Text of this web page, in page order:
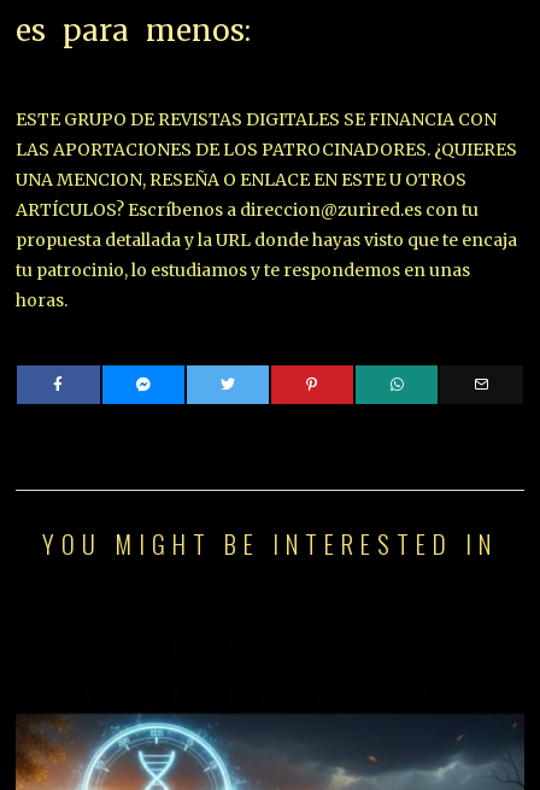
es para menos:
ESTE GRUPO DE REVISTAS DIGITALES SE FINANCIA CON
LAS APORTACIONES DE LOS PATROCINADORES. ¿QUIERES
UNA MENCION, RESEÑA O ENLACE EN ESTE U OTROS
ARTÍCULOS? Escríbenos a direccion@zurired.es con tu
propuesta detallada y la URL donde hayas visto que te encaja
tu patrocinio, lo estudiamos y te respondemos en unas
horas.
YOU MIGHT BE INTERESTED IN